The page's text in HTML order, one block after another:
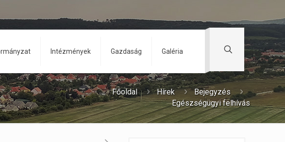
Intézmények Gazdaság Galéria
Főoldal Hírek
Bejegyzés
Egészségügyi felhívás